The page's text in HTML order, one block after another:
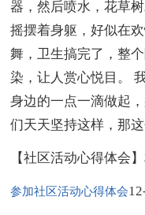
器，然后喷水，花草
摇摆着身躯，好似在
舞，卫生搞完了，整
染，让人赏心悦目。
身边的一点一滴做起
们天天坚持这样，那
【社区活动心得体会
参加社区活动心得体会